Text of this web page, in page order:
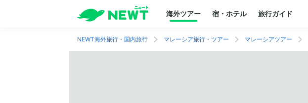
海外ツアー 宿・ホテル 旅行ガイド
NEWT海外旅行・国内旅行 マレーシア旅行・ツアー マレーシアツアー